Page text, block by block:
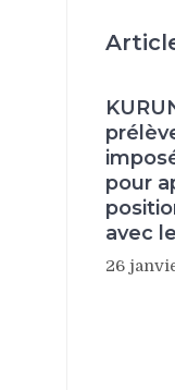
pour
avec
26